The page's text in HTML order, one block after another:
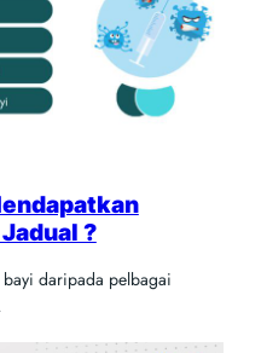
?
daripada pelbagai